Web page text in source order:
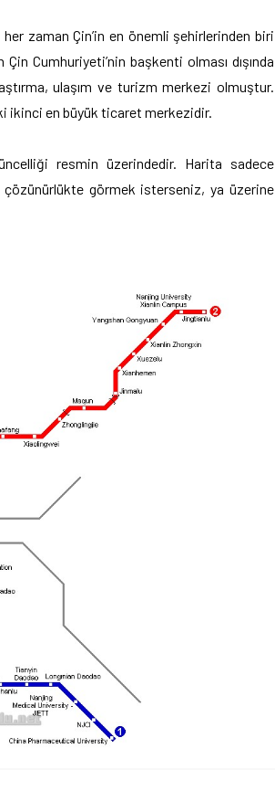
zaman Çin’in en önemli şehirlerinden biri
Cumhuriyeti’nin başkenti olması dışında
ulaşım ve turizm merkezi olmuştur.
ikinci en büyük ticaret merkezidir.
resmin üzerindedir. Harita sadece
çözünürlükte görmek isterseniz, ya üzerine